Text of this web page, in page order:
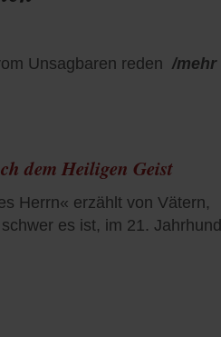
Unsagbaren reden /mehr
dem Heiligen Geist
Herrn« erzählt von Vätern,
es ist, im 21.